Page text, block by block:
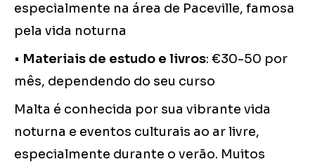
especialmente na área de Paceville, famosa
pela vida noturna
• Materiais de estudo e livros: €30-50 por
mês, dependendo do seu curso
Malta é conhecida por sua vibrante vida
noturna e eventos culturais ao ar livre,
especialmente durante o verão. Muitos